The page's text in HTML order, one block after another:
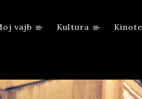
vajb Kultura